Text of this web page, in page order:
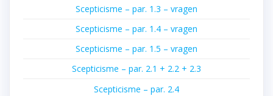
Scepticisme – par. 1.3 – vragen
Scepticisme – par. 1.4 – vragen
Scepticisme – par. 1.5 – vragen
Scepticisme – par. 2.1 + 2.2 + 2.3
Scepticisme – par. 2.4